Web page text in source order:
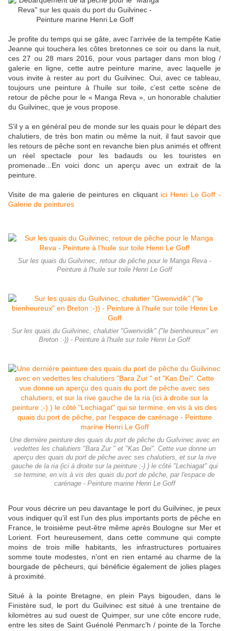
Je profite du temps qui se gâte, avec l’arrivée de la tempête Katie
Jeanne qui touchera les côtes bretonnes ce soir ou dans la nuit,
ces 27 ou 28 mars 2016, pour vous partager dans mon blog /
galerie en ligne, cette autre peinture marine, avec laquelle je
vous invite à rester au port du Guilvinec. Oui, avec ce tableau,
toujours une peinture à l’huile sur toile, c’est cette scène de
retour de pêche pour le « Manga Reva », un honorable chalutier
du Guilvinec, que je vous propose.
S’il y a en général peu de monde sur les quais pour le départ des
chalutiers, de très bon matin ou même la nuit, il faut savoir que
les retours de pêche sont en revanche bien plus animés et offrent
un réel spectacle pour les badauds ou les touristes en
promenade...En voici donc un aperçu avec un extrait de la
peinture.
Visite de ma galerie de peintures en cliquant ici Henri Le Goff -
Galerie de peintures
Sur les quais du Guilvinec, retour de pêche pour le Manga Reva -
Peinture à l'huile sur toile Henri Le Goff
Sur les quais du Guilvinec, chalutier "Gwenvidik" ("le bienheureux" en
Breton :-)) - Peinture à l'huile sur toile Henri Le Goff
Une dernière peinture des quais du port de pêche du Guilvinec avec en
vedettes les chalutiers "Bara Zur " et "Kas Dei". Cette vue donne un
aperçu des quais du port de pêche avec ses chalutiers, et sur la rive
gauche de la ria (ici à droite sur la peinture ;-) ) le côté "Lechiagat" qui
se termine, en vis à vis des quais du port de pêche, par l'espace de
carénage - Peinture marine Henri Le Goff
Pour vous décrire un peu davantage le port du Guilvinec, je peux
vous indiquer qu’il est l’un des plus importants ports de pêche en
France, le troisième peut-être même après Boulogne sur Mer et
Lorient. Fort heureusement, dans cette commune qui compte
moins de trois mille habitants, les infrastructures portuaires
somme toute modestes, n'ont en rien entamé au charme de la
bourgade de pêcheurs, qui bénéficie également de jolies plages
à proximité.
Situé à la pointe Bretagne, en plein Pays bigouden, dans le
Finistère sud, le port du Guilvinec est situé à une trentaine de
kilomètres au sud ouest de Quimper, sur une côte encore rude,
entre les sites de Saint Guénolé Penmarc’h / pointe de la Torche